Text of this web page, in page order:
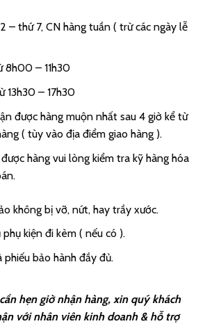
– thứ 7, CN hàng tuần ( trừ các ngày lễ
8h00 – 11h30
13h30 – 17h30
được hàng muộn nhất sau 4 giờ kể từ
( tùy vào địa điểm giao hàng ).
hàng vui lòng kiểm tra kỹ hàng hóa
không bị vỡ, nứt, hay trầy xước.
kiện đi kèm ( nếu có ).
phiếu bảo hành đầy đủ.
hẹn giờ nhận hàng, xin quý khách
với nhân viên kinh doanh & hỗ trợ